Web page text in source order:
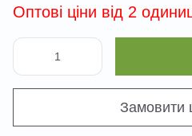
Оптові ціни від 2
Замовити